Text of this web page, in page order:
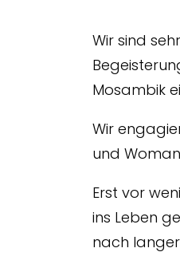
Wir sind
Mosambik
Wir
und
Erst vor
ins Leben
nach